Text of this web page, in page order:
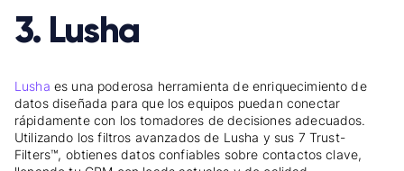
3. Lusha
Lusha es una poderosa herramienta de enriquecimiento de
datos diseñada para que los equipos puedan conectar
rápidamente con los tomadores de decisiones adecuados.
Utilizando los filtros avanzados de Lusha y sus 7 Trust-
Filters™, obtienes datos confiables sobre contactos clave,